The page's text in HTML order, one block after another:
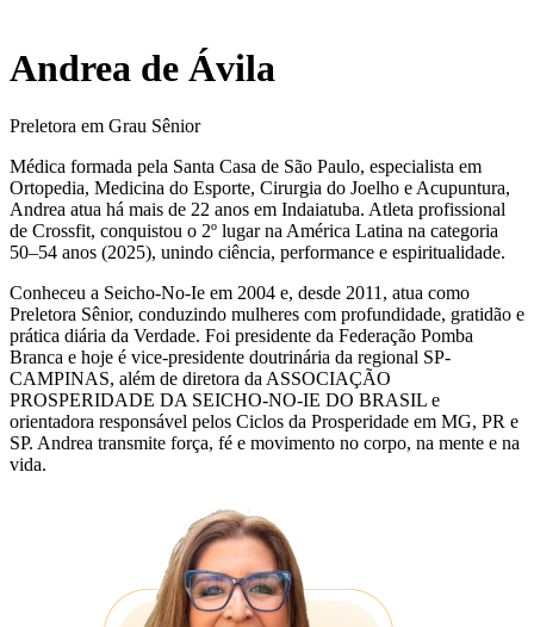
Andrea de Ávila
Preletora em Grau Sênior
Médica formada pela Santa Casa de São Paulo, especialista em
Ortopedia, Medicina do Esporte, Cirurgia do Joelho e Acupuntura,
Andrea atua há mais de 22 anos em Indaiatuba. Atleta profissional
de Crossfit, conquistou o 2º lugar na América Latina na categoria
50–54 anos (2025), unindo ciência, performance e espiritualidade.
Conheceu a Seicho-No-Ie em 2004 e, desde 2011, atua como
Preletora Sênior, conduzindo mulheres com profundidade, gratidão e
prática diária da Verdade. Foi presidente da Federação Pomba
Branca e hoje é vice-presidente doutrinária da regional SP-
CAMPINAS, além de diretora da ASSOCIAÇÃO
PROSPERIDADE DA SEICHO-NO-IE DO BRASIL e
orientadora responsável pelos Ciclos da Prosperidade em MG, PR e
SP. Andrea transmite força, fé e movimento no corpo, na mente e na
vida.